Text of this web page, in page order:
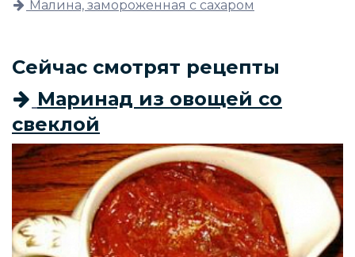
Малина, замороженная с сахаром
Сейчас смотрят рецепты
Маринад из овощей со
свеклой